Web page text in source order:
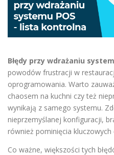
Błędy przy wdrażaniu
powodów frustracji w
oprogramowania. Warto
chaosem na kuchni czy też
wynikają z samego systemu.
nieprzemyślanej konfiguracji,
również pominięcia
Co ważne, większości tych